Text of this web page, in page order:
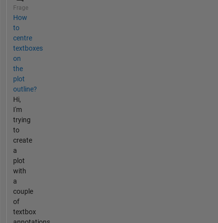
Frage
How
to
centre
textboxes
on
the
plot
outline?
Hi,
I'm
trying
to
create
a
plot
with
a
couple
of
textbox